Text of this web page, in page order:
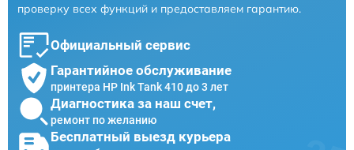
проверку всех функций и предоставляем гарантию.
Официальный сервис
Гарантийное обслуживание
принтера HP Ink Tank 410 до 3 лет
Диагностика за наш счет,
ремонт по желанию
Бесплатный выезд курьера